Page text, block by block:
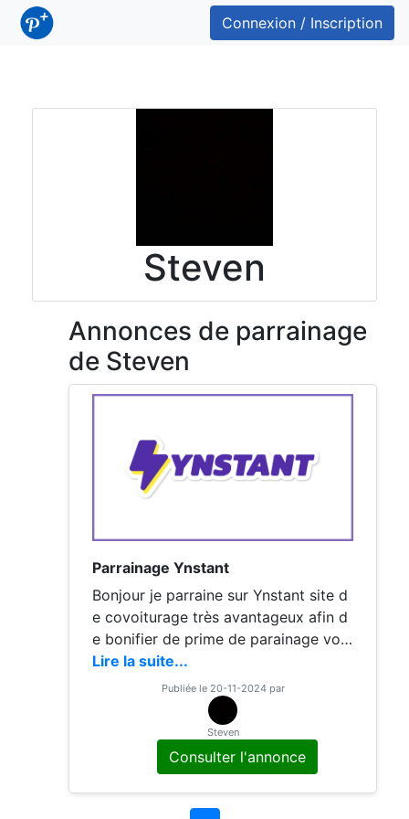
Connexion / Inscription
Steven
Annonces de parrainage
de Steven
Parrainage Ynstant
Bonjour je parraine sur Ynstant site d
e covoiturage très avantageux afin d
e bonifier de prime de parainage vou
s pouvez à votre tours devenir parrai
n puisque vous aurais votre propre c
Lire la suite...
Publiée le 20-11-2024 par
Steven
Consulter l'annonce